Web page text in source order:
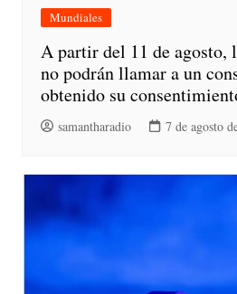
Mundiales
A partir del 11 de agosto,
no podrán llamar a un
obtenido su
samantharadio 7 de agosto